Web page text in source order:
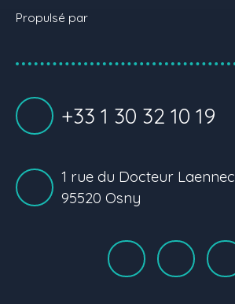
Propulsé par
+33 1 30 32 10 19
1 rue du Docteur Laennec
95520 Osny